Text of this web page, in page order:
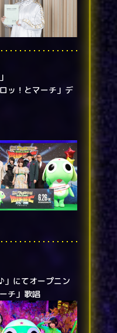
ッ！とマーチ」デ
」にてオープニン
チ」歌唱